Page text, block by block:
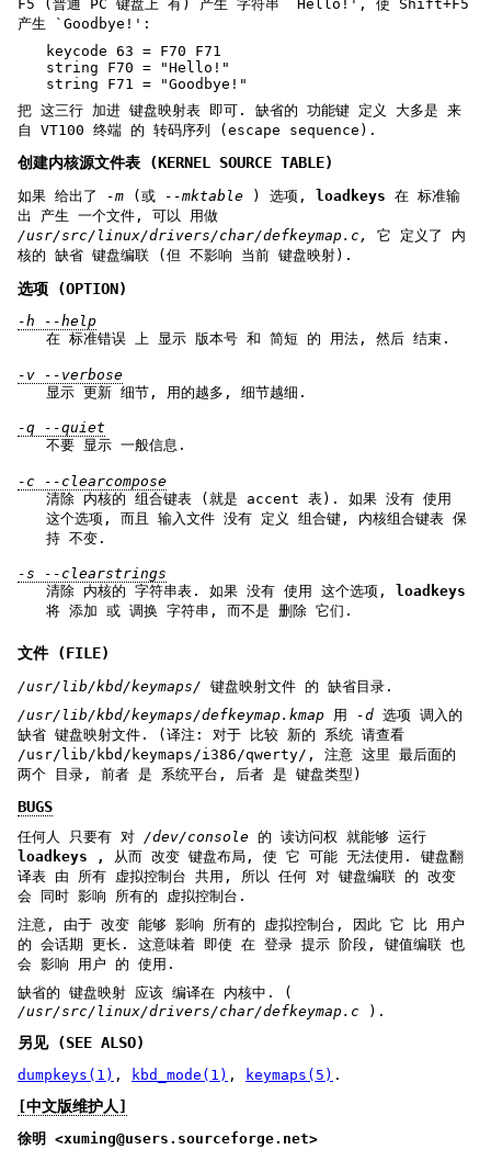
F5 (普通 PC 键盘上 有) 产生 字符串 `Hello!', 使 Shift+F5
产生 `Goodbye!':
keycode 63 = F70 F71
string F70 = "Hello!"
string F71 = "Goodbye!"
把 这三行 加进 键盘映射表 即可. 缺省的 功能键 定义 大多是 来
自 VT100 终端 的 转码序列 (escape sequence).
创建内核源文件表 (KERNEL SOURCE TABLE)
如果 给出了 -m (或 --mktable ) 选项, loadkeys 在 标准输
出 产生 一个文件, 可以 用做
/usr/src/linux/drivers/char/defkeymap.c,
它 定义了 内
核的 缺省 键盘编联 (但 不影响 当前 键盘映射).
选项 (OPTION)
-h --help
在 标准错误 上 显示 版本号 和 简短 的 用法, 然后 结束.
-v --verbose
显示 更新 细节, 用的越多, 细节越细.
-q --quiet
不要 显示 一般信息.
-c --clearcompose
清除 内核的 组合键表 (就是 accent 表). 如果 没有 使用
这个选项, 而且 输入文件 没有 定义 组合键, 内核组合键表 保
持 不变.
-s --clearstrings
清除 内核的 字符串表. 如果 没有 使用 这个选项,
loadkeys
将 添加 或 调换 字符串, 而不是 删除 它们.
文件 (FILE)
/usr/lib/kbd/keymaps/ 键盘映射文件 的 缺省目录.
/usr/lib/kbd/keymaps/defkeymap.kmap 用 -d 选项 调入的
缺省 键盘映射文件. (译注: 对于 比较 新的 系统 请查看
/usr/lib/kbd/keymaps/i386/qwerty/, 注意 这里 最后面的
两个 目录, 前者 是 系统平台, 后者 是 键盘类型)
BUGS
任何人 只要有 对 /dev/console 的 读访问权 就能够 运行
loadkeys ,
从而 改变 键盘布局, 使 它 可能 无法使用. 键盘翻
译表 由 所有 虚拟控制台 共用, 所以 任何 对 键盘编联 的 改变
会 同时 影响 所有的 虚拟控制台.
注意, 由于 改变 能够 影响 所有的 虚拟控制台, 因此 它 比 用户
的 会话期 更长. 这意味着 即使 在 登录 提示 阶段, 键值编联 也
会 影响 用户 的 使用.
缺省的 键盘映射 应该 编译在 内核中. (
/usr/src/linux/drivers/char/defkeymap.c ).
另见 (SEE ALSO)
dumpkeys(1) , kbd_mode(1) , keymaps(5) .
[中文版维护人]
徐明 <xuming@users.sourceforge.net>